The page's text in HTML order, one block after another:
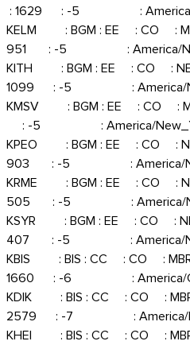
: 1629 : -5 : America/
KELM : BGM : EE : CO :
951 : -5 : America/
KITH : BGM : EE : CO :
1099 : -5 : America/
KMSV : BGM : EE : CO :
: -5 : America/
KPEO : BGM : EE : CO :
903 : -5 : America/
KRME : BGM : EE : CO :
505 : -5 : America/
KSYR : BGM : EE : CO :
407 : -5 : America/
KBIS : BIS : CC : CO :
1660 : -6 : America/
KDIK : BIS : CC : CO :
2579 : -7 : America/
KHEI : BIS : CC : CO :